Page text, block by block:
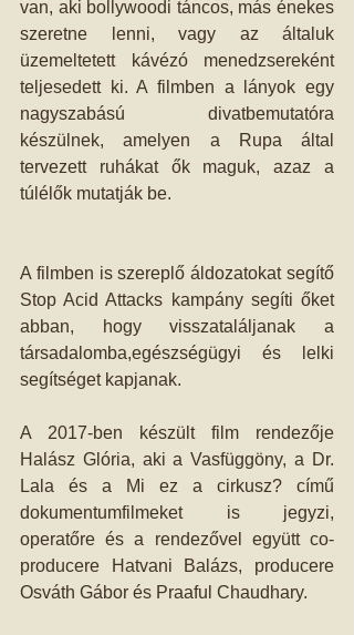
van, aki bollywoodi táncos, más énekes
szeretne lenni, vagy az általuk
üzemeltetett kávézó menedzsereként
teljesedett ki. A filmben a lányok egy
nagyszabású divatbemutatóra
készülnek, amelyen a Rupa által
tervezett ruhákat ők maguk, azaz a
túlélők mutatják be.
A filmben is szereplő áldozatokat segítő
Stop Acid Attacks kampány segíti őket
abban, hogy visszataláljanak a
társadalomba,egészségügyi és lelki
segítséget kapjanak.
A 2017-ben készült film rendezője
Halász Glória, aki a Vasfüggöny, a Dr.
Lala és a Mi ez a cirkusz? című
dokumentumfilmeket is jegyzi,
operatőre és a rendezővel együtt co-
producere Hatvani Balázs, producere
Osváth Gábor és Praaful Chaudhary.